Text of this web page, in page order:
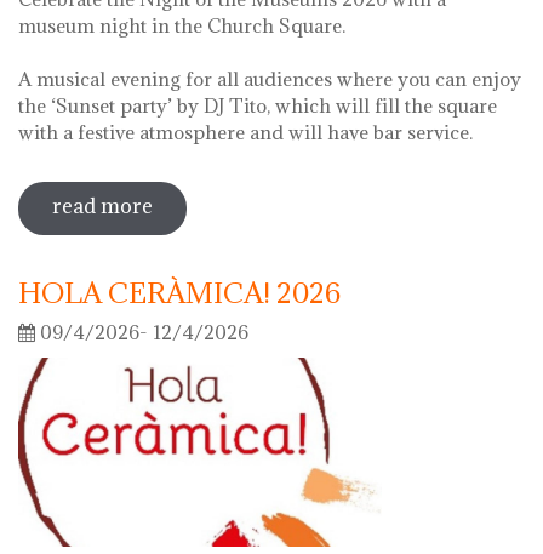
museum night in the Church Square.
A musical evening for all audiences where you can enjoy
the ‘Sunset party’ by DJ Tito, which will fill the square
with a festive atmosphere and will have bar service.
read more sobre night of the museums 2026
HOLA CERÀMICA! 2026
09/4/2026- 12/4/2026